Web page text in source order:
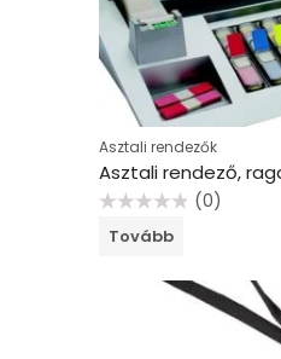
Asztali rendezők
(0)
Tovább